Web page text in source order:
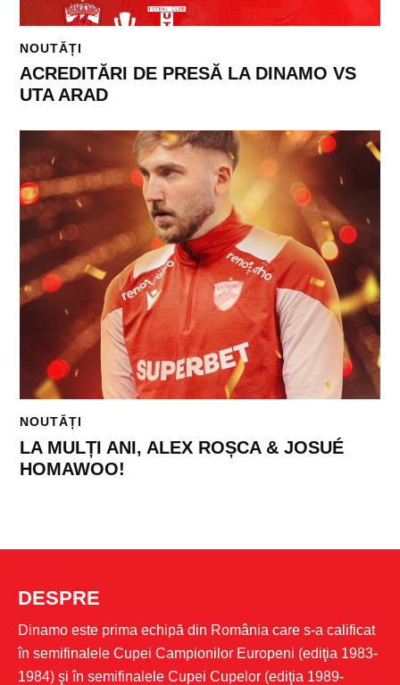
NOUTĂȚI
ACREDITĂRI DE PRESĂ LA DINAMO VS
UTA ARAD
NOUTĂȚI
LA MULȚI ANI, ALEX ROȘCA & JOSUÉ
HOMAWOO!
DESPRE
Dinamo este prima echipă din România care s-a calificat
în semifinalele Cupei Campionilor Europeni (ediţia 1983-
1984) şi în semifinalele Cupei Cupelor (ediţia 1989-